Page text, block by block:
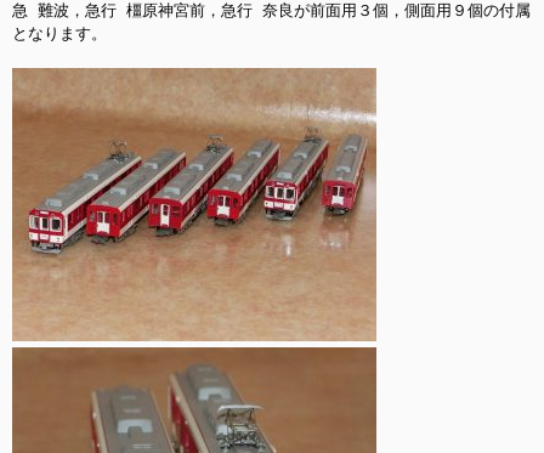
急 難波，急行 橿原神宮前，急行 奈良が前面用３個，側面用９個の付属
となります。